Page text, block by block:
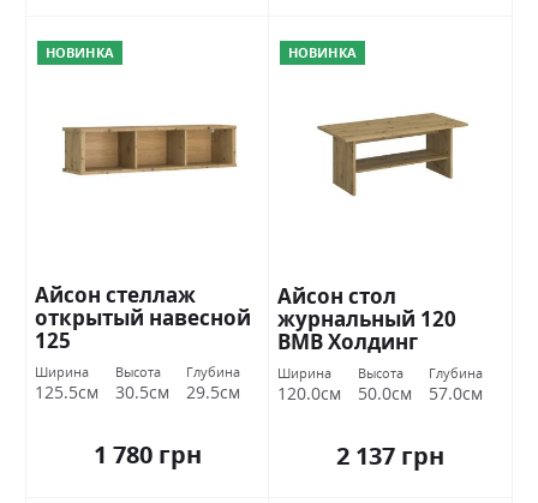
НОВИНКА
Айсон стеллаж
открытый навесной
125
Ширина
125.5см
Высота
30.5см
Глубина
29.5см
1 780 грн
НОВИНКА
Айсон стол
журнальный 120
ВМВ Холдинг
Ширина
120.0см
Высота
50.0см
Глубина
57.0см
2 137 грн